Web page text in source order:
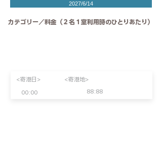
<寄港日>
00:00 88:88
<寄港地>
2027/6/14
カテゴリー／料金（２名１室利用時のひとりあたり）